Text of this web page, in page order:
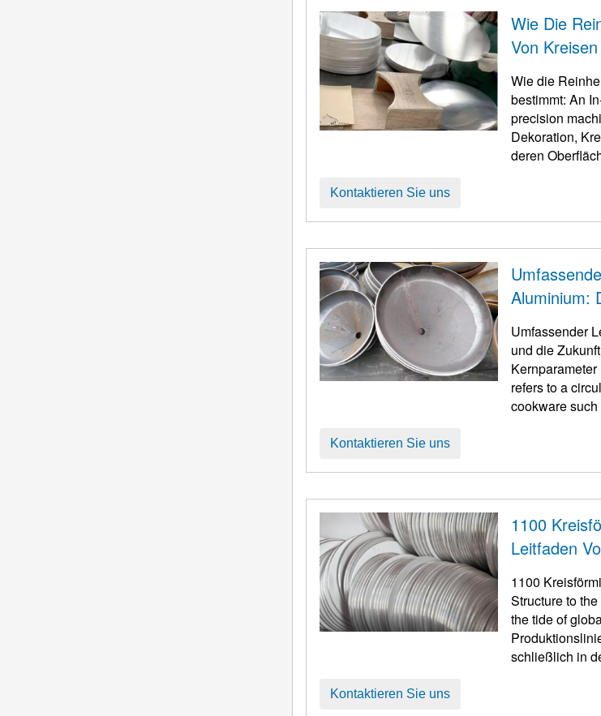
Wie Die
Von
Hin Zu
Wie die
bestimmt: An
precision
Dekoration,
deren
Kontaktieren Sie uns
Aluminium:
Umfassender
und die
Kernparameter
refers to a
cookware
Kontaktieren Sie uns
1100
Leitfaden
1100
Structure to
the tide of
schließlich in
Kontaktieren Sie uns